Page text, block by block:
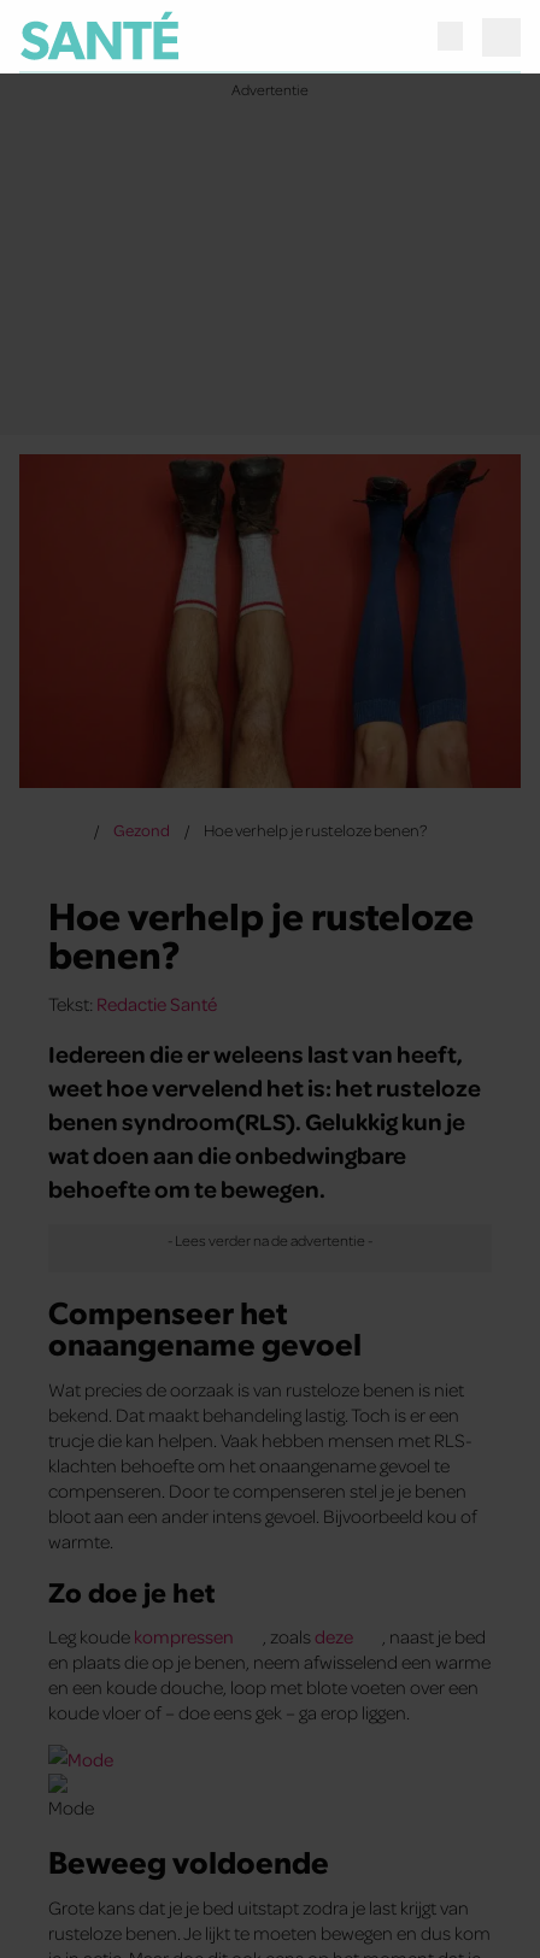
Gezond Hoe verhelp je rusteloze benen?
Hoe verhelp je rusteloze
benen?
Tekst: Redactie Santé
Iedereen die er weleens last van heeft,
weet hoe vervelend het is: het rusteloze
benen syndroom(RLS). Gelukkig kun je
wat doen aan die onbedwingbare
behoefte om te bewegen.
Compenseer het
onaangename gevoel
Wat precies de oorzaak is van rusteloze benen is niet
bekend. Dat maakt behandeling lastig. Toch is er een
trucje die kan helpen. Vaak hebben mensen met RLS-
klachten behoefte om het onaangename gevoel te
compenseren. Door te compenseren stel je je benen
bloot aan een ander intens gevoel. Bijvoorbeeld kou of
warmte.
Zo doe je het
Leg koude kompressen , zoalsdeze
, naast je bed
en plaats die op je benen, neem afwisselend een warme
en een koude douche, loop met blote voeten over een
koude vloer of – doe eens gek – ga erop liggen.
Beweeg voldoende
Grote kans dat je je bed uitstapt zodra je last krijgt van
rusteloze benen. Je lijkt te moeten bewegen en dus kom